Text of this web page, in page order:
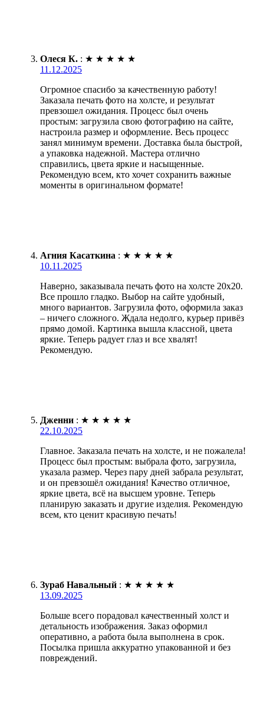
Олеся К. : ★ ★ ★ ★ ★
11.12.2025
Огромное спасибо за качественную работу!
Заказала печать фото на холсте, и результат
превзошел ожидания. Процесс был очень
простым: загрузила свою фотографию на сайте,
настроила размер и оформление. Весь процесс
занял минимум времени. Доставка была быстрой,
а упаковка надежной. Мастера отлично
справились, цвета яркие и насыщенные.
Рекомендую всем, кто хочет сохранить важные
моменты в оригинальном формате!
Агния Касаткина : ★ ★ ★ ★ ★
10.11.2025
Наверно, заказывала печать фото на холсте 20х20.
Все прошло гладко. Выбор на сайте удобный,
много вариантов. Загрузила фото, оформила заказ
– ничего сложного. Ждала недолго, курьер привёз
прямо домой. Картинка вышла классной, цвета
яркие. Теперь радует глаз и все хвалят!
Рекомендую.
Дженни : ★ ★ ★ ★ ★
22.10.2025
Главное. Заказала печать на холсте, и не пожалела!
Процесс был простым: выбрала фото, загрузила,
указала размер. Через пару дней забрала результат,
и он превзошёл ожидания! Качество отличное,
яркие цвета, всё на высшем уровне. Теперь
планирую заказать и другие изделия. Рекомендую
всем, кто ценит красивую печать!
Зураб Навальный : ★ ★ ★ ★ ★
13.09.2025
Больше всего порадовал качественный холст и
детальность изображения. Заказ оформил
оперативно, а работа была выполнена в срок.
Посылка пришла аккуратно упакованной и без
повреждений.